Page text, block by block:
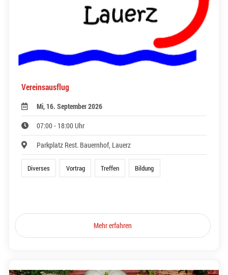
Vereinsausflug
Mi, 16. September 2026
07:00 - 18:00 Uhr
Parkplatz Rest. Bauernhof, Lauerz
Diverses Vortrag Treffen Bildung
Mehr erfahren